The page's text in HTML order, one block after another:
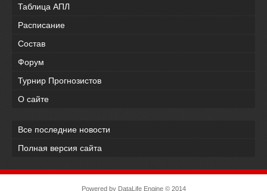
Таблица АПЛ
Расписание
Состав
Форум
Турнир Прогнозистов
О сайте
Все последние новости
Полная версия сайта
Powered by DataLife Engine© 2014